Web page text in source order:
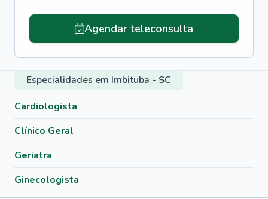
Agendar teleconsulta
Especialidades em Imbituba - SC
Cardiologista
Clínico Geral
Geriatra
Ginecologista